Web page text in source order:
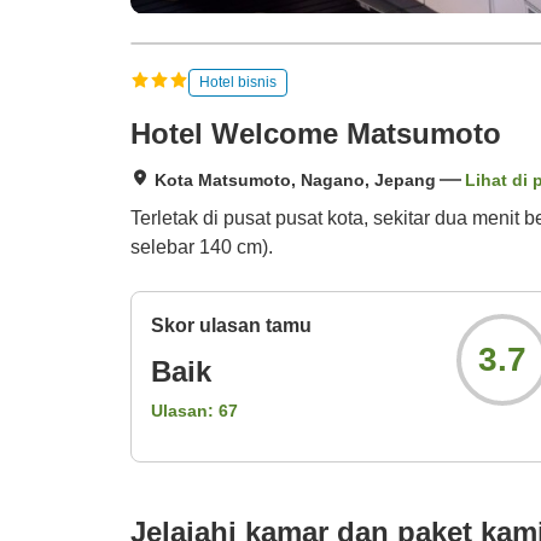
Hotel bisnis
Hotel Welcome Matsumoto
Kota Matsumoto, Nagano, Jepang Lihat di
Terletak di pusat pusat kota, sekitar dua menit
selebar 140 cm).
Skor ulasan tamu
Baik
Ulasan: 67
3.7
Jelajahi kamar dan paket